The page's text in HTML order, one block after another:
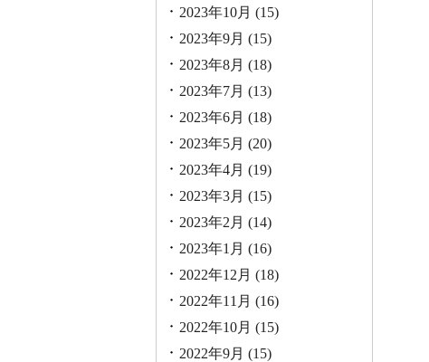
2023年10月 (15)
2023年9月 (15)
2023年8月 (18)
2023年7月 (13)
2023年6月 (18)
2023年5月 (20)
2023年4月 (19)
2023年3月 (15)
2023年2月 (14)
2023年1月 (16)
2022年12月 (18)
2022年11月 (16)
2022年10月 (15)
2022年9月 (15)